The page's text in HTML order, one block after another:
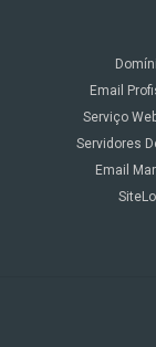
Email
Serviço
Servidores
Email